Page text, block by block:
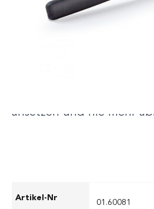
ansetzen und nie mehr
01.60081